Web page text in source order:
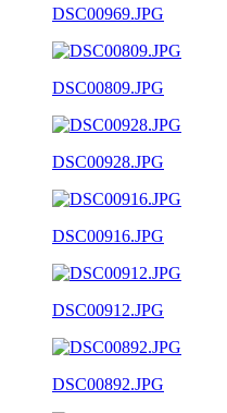
DSC00969.JPG
DSC00809.JPG
DSC00928.JPG
DSC00916.JPG
DSC00912.JPG
DSC00892.JPG